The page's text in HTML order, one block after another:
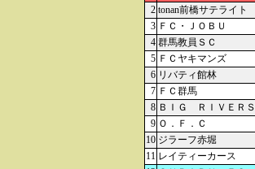
2 tonan前橋サテライト
3 ＦＣ・ＪＯＢＵ
4 群馬教員ＳＣ
5 ＦＣヤキマンズ
6 リバティ館林
7 ＦＣ群馬
8 ＢＩＧ ＲＩＶＥＲＳ
9 Ｏ．Ｆ．Ｃ
10 ジラーフ赤堀
11 レイティーカース